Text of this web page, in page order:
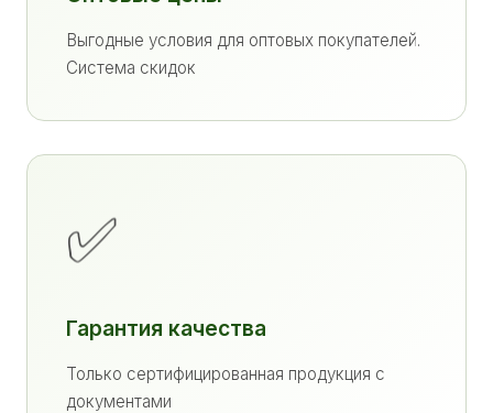
Выгодные условия для оптовых покупателей.
Система скидок
✅
Гарантия качества
Только сертифицированная продукция с
документами